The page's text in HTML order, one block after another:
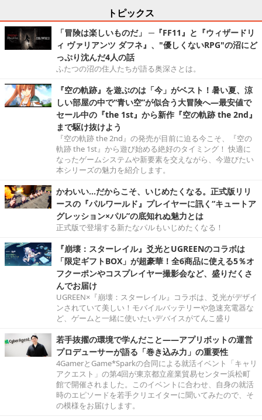
トピックス
「冒険は楽しいものだ」 ─『FF11』と『ウィザードリ
ィ ヴァリアンツ ダフネ』、"優しくないRPG"の沼にど
っぷり沈んだ4人の話
ふたつの沼の住人たちが語る奥深さとは。
『空の軌跡』を遊ぶのは「今」がベスト！暑い夏、涼
しい部屋の中で“青い空”が似合う大冒険へ―最安値で
セール中の『the 1st』から新作『空の軌跡 the 2nd』
まで駆け抜けよう
『空の軌跡 the 2nd』の発売が目前に迫る今こそ、『空の
軌跡 the 1st』から遊び始める絶好のタイミング！ 快適に
なったゲームシステムや新要素を交えながら、今遊びたい
本シリーズの魅力を紹介します。
かわいい…だからこそ、いじめたくなる。正式版リリ
ースの『パルワールド』プレイヤーに訊く“キュートア
グレッション×パル”の底知れぬ魅力とは
正式版で登場する新たなパルもいじめたくなる！
『崩壊：スターレイル』爻光とUGREENのコラボは
「限定ギフトBOX」が超豪華！全6商品に使える5％オ
フクーポンやコスプレイヤー撮影会など、盛りだくさ
んでお届け
UGREEN×『崩壊：スターレイル』コラボは、爻光がデザイ
ンされていて美しい！モバイルバッテリーや急速充電器な
ど、ゲームと一緒に使いたいデバイスがてんこ盛り
若手抜擢の環境で学んだこと――アプリボットの運営
プロデューサーが語る「巻き込み力」の重要性
4GamerとGame*Sparkの合同による就活イベント「キャリ
アクエスト」の第4回が東京都立産業貿易センター浜松町
館で開催されました。このイベントに合わせ、自身の就活
時のエピソードを若手クリエイターに聞いてみたので、そ
の模様をお届けします。